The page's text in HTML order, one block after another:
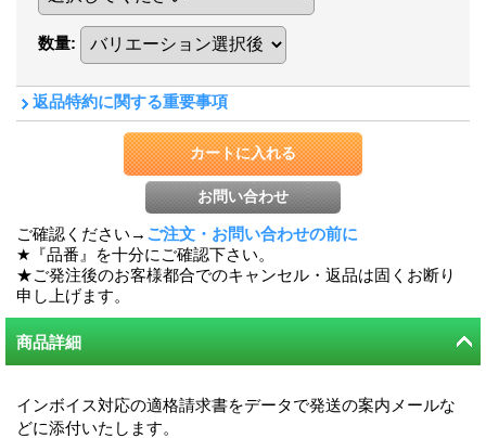
数量:
返品特約に関する重要事項
ご確認ください→ ご注文・お問い合わせの前に
★『品番』を十分にご確認下さい。
★ご発注後のお客様都合でのキャンセル・返品は固くお断り
申し上げます。
商品詳細
インボイス対応の適格請求書をデータで発送の案内メールな
どに添付いたします。